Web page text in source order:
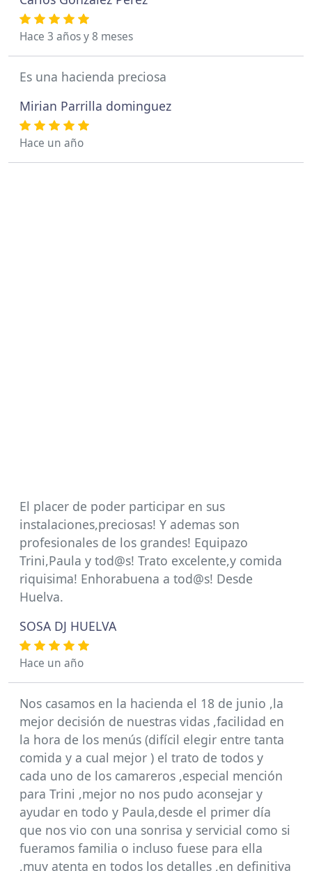
Hace 3 años y 8 meses
Es una hacienda preciosa
Mirian Parrilla dominguez
Hace un año
El placer de poder participar en sus
instalaciones,preciosas! Y ademas son
profesionales de los grandes! Equipazo
Trini,Paula y tod@s! Trato excelente,y comida
riquisima! Enhorabuena a tod@s! Desde
Huelva.
SOSA DJ HUELVA
Hace un año
Nos casamos en la hacienda el 18 de junio ,la
mejor decisión de nuestras vidas ,facilidad en
la hora de los menús (difícil elegir entre tanta
comida y a cual mejor ) el trato de todos y
cada uno de los camareros ,especial mención
para Trini ,mejor no nos pudo aconsejar y
ayudar en todo y Paula,desde el primer día
que nos vio con una sonrisa y servicial como si
fueramos familia o incluso fuese para ella
,muy atenta en todos los detalles ,en definitiva